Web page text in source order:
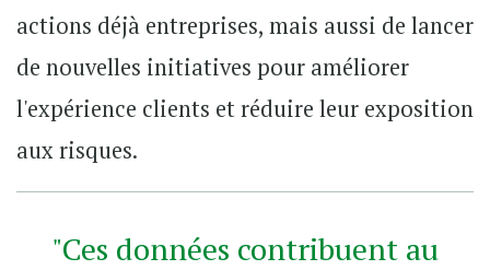
actions déjà entreprises, mais aussi de lancer
de nouvelles initiatives pour améliorer
l'expérience clients et réduire leur exposition
aux risques.
"Ces données contribuent au